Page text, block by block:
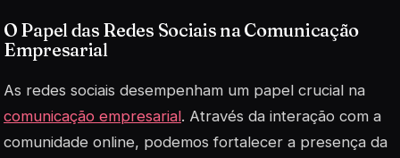
O Papel das Redes Sociais na Comunicação
Empresarial
As redes sociais desempenham um papel crucial na
comunicação empresarial. Através da interação com a
comunidade online, podemos fortalecer a presença da